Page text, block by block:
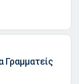
Γραμματείς